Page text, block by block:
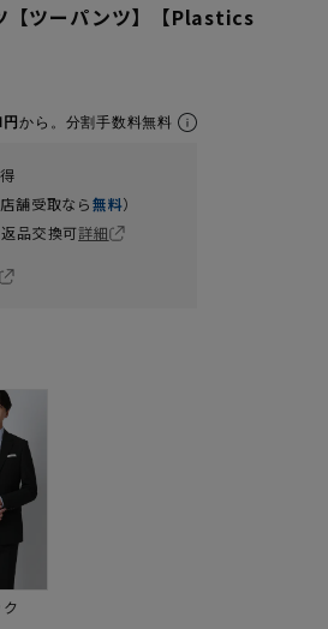
【ツーパンツ】【Plastics
円から。分割手数料無料
舗受取なら無料）
品交換可詳細